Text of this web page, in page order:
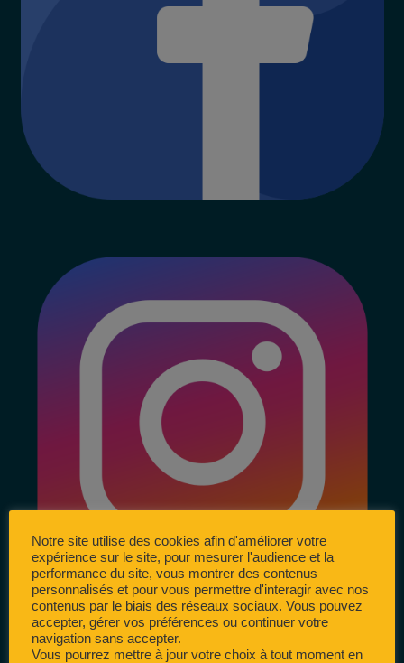
Notre site utilise des cookies afin d'améliorer votre
expérience sur le site, pour mesurer l'audience et la
performance du site, vous montrer des contenus
personnalisés et pour vous permettre d'interagir avec nos
contenus par le biais des réseaux sociaux. Vous pouvez
accepter, gérer vos préférences ou continuer votre
navigation sans accepter.
Vous pourrez mettre à jour votre choix à tout moment en